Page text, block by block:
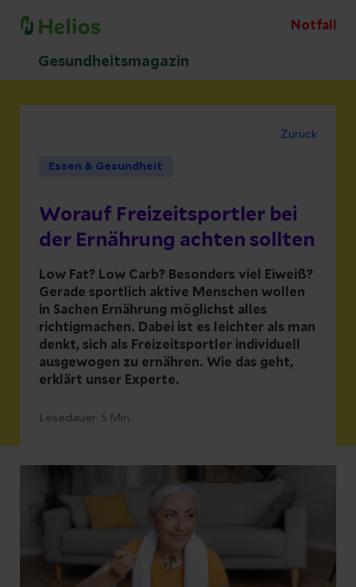
Notfall
Gesundheitsmagazin
Zurück
Essen & Gesundheit
Worauf Freizeitsportler bei
der Ernährung achten sollten
Low Fat? Low Carb? Besonders viel Eiweiß?
Gerade sportlich aktive Menschen wollen
in Sachen Ernährung möglichst alles
richtigmachen. Dabei ist es leichter als man
denkt, sich als Freizeitsportler individuell
ausgewogen zu ernähren. Wie das geht,
erklärt unser Experte.
Lesedauer: 5 Min.